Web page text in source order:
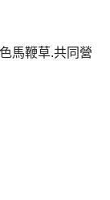
馬鞭草.共同營